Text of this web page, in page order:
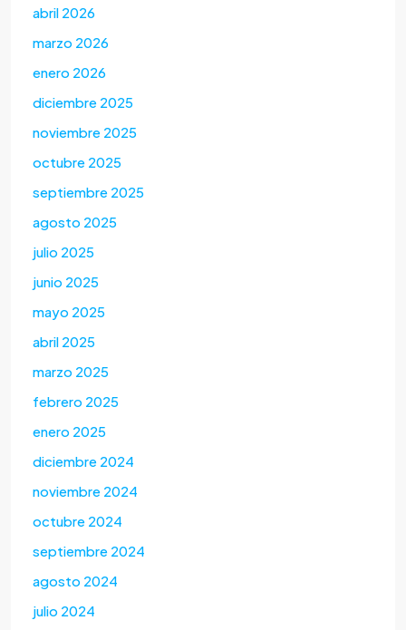
abril 2026
marzo 2026
enero 2026
diciembre 2025
noviembre 2025
octubre 2025
septiembre 2025
agosto 2025
julio 2025
junio 2025
mayo 2025
abril 2025
marzo 2025
febrero 2025
enero 2025
diciembre 2024
noviembre 2024
octubre 2024
septiembre 2024
agosto 2024
julio 2024